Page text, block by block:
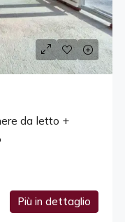
da letto +
Più in dettaglio